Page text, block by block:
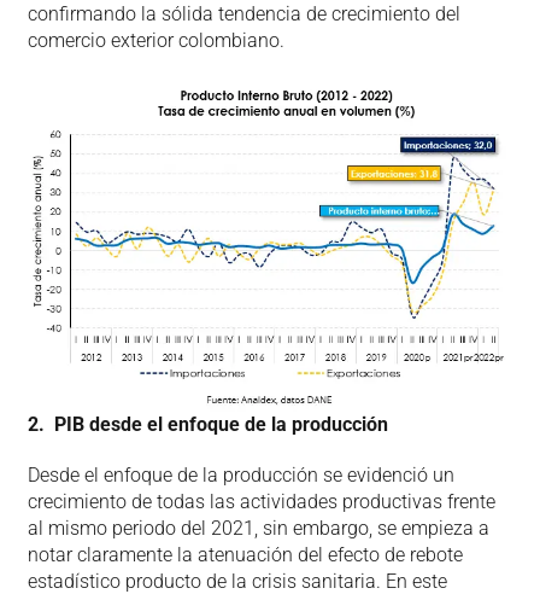
confirmando la sólida tendencia de crecimiento del
comercio exterior colombiano.
2. PIB desde el enfoque de la producción
Desde el enfoque de la producción se evidenció un
crecimiento de todas las actividades productivas frente
al mismo periodo del 2021, sin embargo, se empieza a
notar claramente la atenuación del efecto de rebote
estadístico producto de la crisis sanitaria. En este